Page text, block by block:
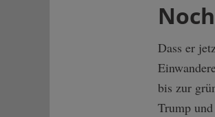
Dass er
bis zur
Trump